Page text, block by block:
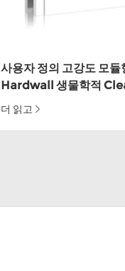
사용자 정의 고강도 모듈
Hardwall 생물학적
패널
더 읽고